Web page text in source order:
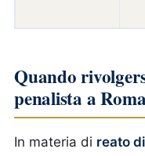
Quando
penalista a
In materia di reato